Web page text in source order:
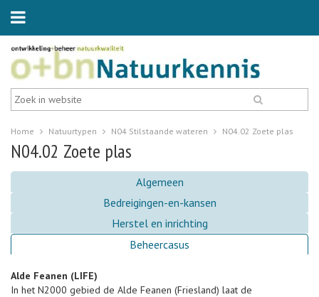
Home Natuurtypen N04 Stilstaande wateren N04.02 Zoete plas
N04.02 Zoete plas
Algemeen
Bedreigingen-en-kansen
Herstel en inrichting
Beheercasus
Alde Feanen (LIFE)
In het N2000 gebied de Alde Feanen (Friesland) laat de